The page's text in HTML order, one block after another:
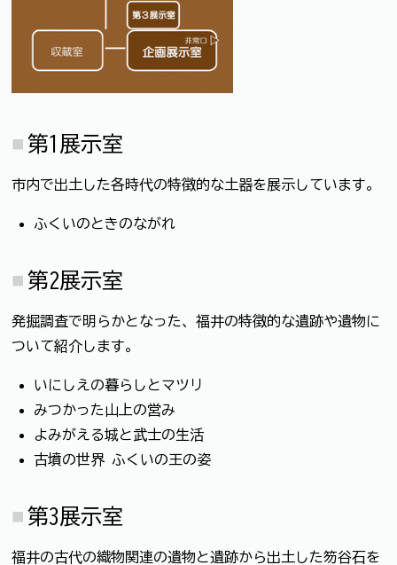
第1展示室
市内で出土した各時代の特徴的な土器を展示しています。
ふくいのときのながれ
第2展示室
発掘調査で明らかとなった、福井の特徴的な遺跡や遺物に
ついて紹介します。
いにしえの暮らしとマツリ
みつかった山上の営み
よみがえる城と武士の生活
古墳の世界 ふくいの王の姿
第3展示室
福井の古代の織物関連の遺物と遺跡から出土した笏谷石を